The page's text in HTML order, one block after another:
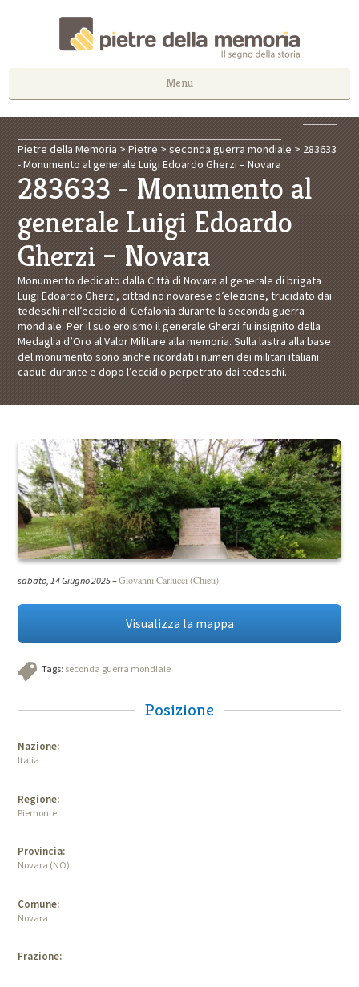
Menu
Pietre della Memoria >Pietre >seconda guerra mondiale > 283633
- Monumento al generale Luigi Edoardo Gherzi – Novara
283633 - Monumento al
generale Luigi Edoardo
Gherzi – Novara
Monumento dedicato dalla Città di Novara al generale di brigata
Luigi Edoardo Gherzi, cittadino novarese d’elezione, trucidato dai
tedeschi nell’eccidio di Cefalonia durante la seconda guerra
mondiale. Per il suo eroismo il generale Gherzi fu insignito della
Medaglia d’Oro al Valor Militare alla memoria. Sulla lastra alla base
del monumento sono anche ricordati i numeri dei militari italiani
caduti durante e dopo l’eccidio perpetrato dai tedeschi.
sabato, 14 Giugno 2025–Giovanni Carlucci (Chieti)
Visualizza la mappa
Tags: seconda guerra mondiale
Posizione
Nazione:
Italia
Regione:
Piemonte
Provincia:
Novara (NO)
Comune:
Novara
Frazione: